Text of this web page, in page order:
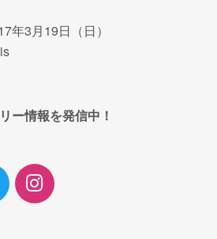
年3月19日（日）
ー情報を発信中！